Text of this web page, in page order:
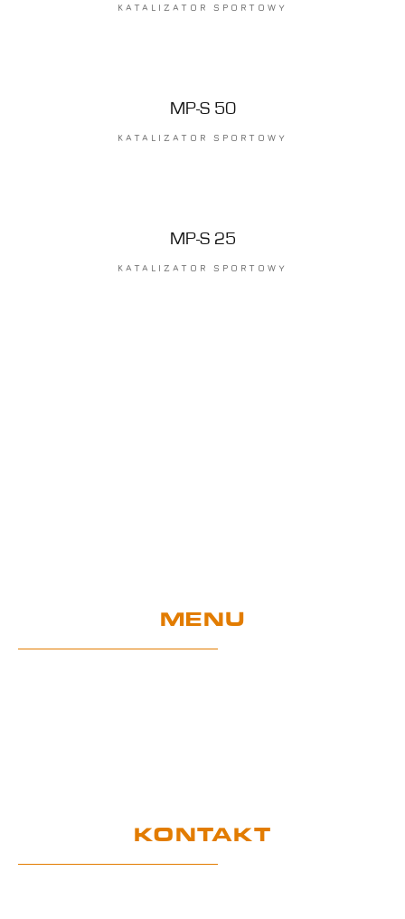
KATALIZATOR SPORTOWY
MP-S 50
KATALIZATOR SPORTOWY
MP-S 25
KATALIZATOR SPORTOWY
MENU
KONTAKT